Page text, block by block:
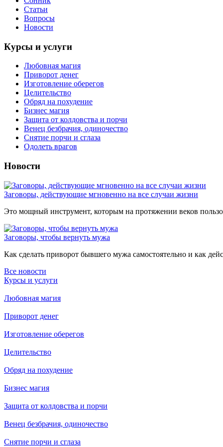
Статьи
Вопросы
Новости
Курсы и услуги
Любовная магия
Приворот денег
Изготовление оберегов
Целительство
Обряд на похудение
Бизнес магия
Защита от колдовства и порчи
Венец безбрачия, одиночество
Снятие порчи и сглаза
Одолеть врагов
Новости
Заговоры, действующие мгновенно на все случаи жизни
Это мощный инструмент, которым на протяжении веков
Заговоры, чтобы вернуть мужа
Как сделать приворот бывшего мужа самостоятельно и как
Все новости
Курсы и услуги
Любовная магия
Приворот денег
Изготовление оберегов
Целительство
Обряд на похудение
Бизнес магия
Защита от колдовства и порчи
Венец безбрачия, одиночество
Снятие порчи и сглаза